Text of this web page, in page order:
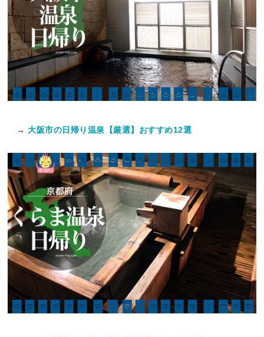
→ 大阪市の日帰り温泉【厳選】おすすめ12選